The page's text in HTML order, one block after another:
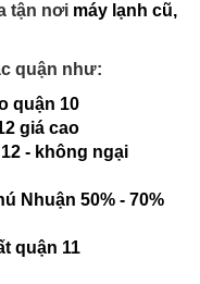
tận nơi máy lạnh cũ,
quận như:
quận 10
giá cao
- không ngại
Nhuận 50% - 70%
quận 11